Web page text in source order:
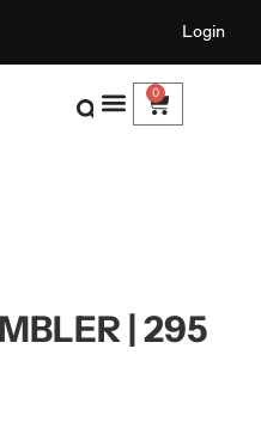
Login
0
| 295